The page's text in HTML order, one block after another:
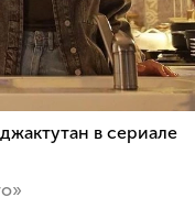
в сериале